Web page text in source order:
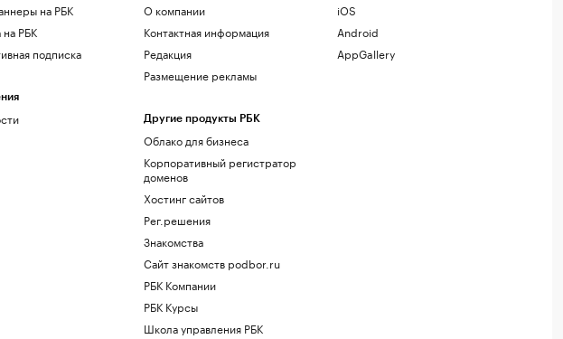
на РБК
РБК
подписка
О компании
Контактная информация
Редакция
Размещение рекламы
Другие продукты РБК
Облако для бизнеса
Корпоративный регистратор
доменов
Хостинг сайтов
Рег.решения
Знакомства
Сайт знакомств podbor.ru
РБК Компании
РБК Курсы
Школа управления РБК
iOS
Android
AppGallery